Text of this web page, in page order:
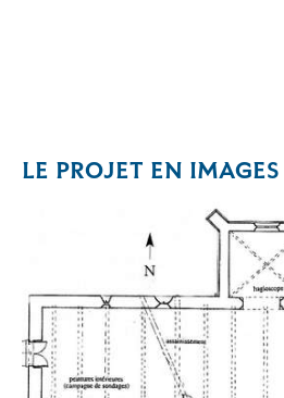
LE PROJET EN IMAGES